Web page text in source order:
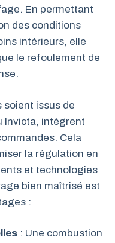
En permettant
des conditions
intérieurs, elle
le refoulement de
soient issus de
Invicta, intègrent
Cela
la régulation en
et technologies
bien maîtrisé est
:
: Une combustion